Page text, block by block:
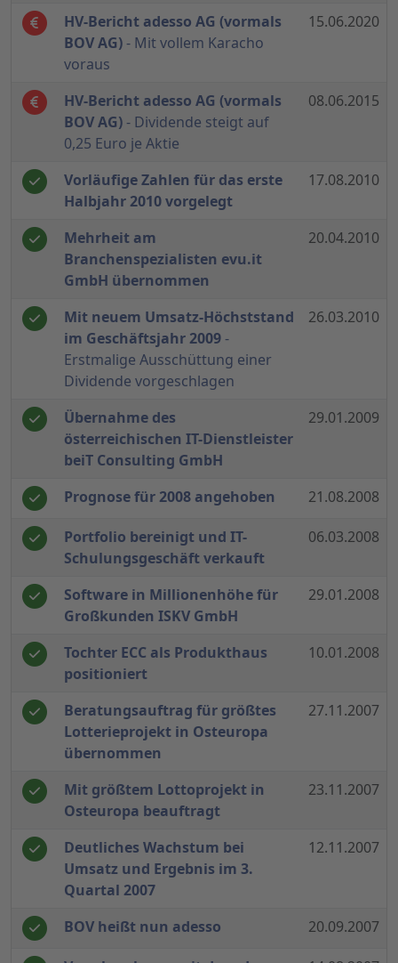
HV-Bericht adesso AG (vormals
BOV AG)- Mit vollem Karacho
voraus
15.06.2020
HV-Bericht adesso AG (vormals
BOV AG) - Dividende steigt auf
0,25 Euro je Aktie
08.06.2015
Vorläufige Zahlen für das erste
Halbjahr 2010 vorgelegt
17.08.2010
Mehrheit am
Branchenspezialisten evu.it
GmbH übernommen
20.04.2010
Mit neuem Umsatz-Höchststand
im Geschäftsjahr 2009-
Erstmalige Ausschüttung einer
Dividende vorgeschlagen
26.03.2010
Übernahme des
österreichischen IT-Dienstleister
beiT Consulting GmbH
29.01.2009
Prognose für 2008 angehoben 21.08.2008
Portfolio bereinigt und IT-
Schulungsgeschäft verkauft
06.03.2008
Software in Millionenhöhe für
Großkunden ISKV GmbH
29.01.2008
Tochter ECC als Produkthaus
positioniert
10.01.2008
Beratungsauftrag für größtes
Lotterieprojekt in Osteuropa
übernommen
27.11.2007
Mit größtem Lottoprojekt in
Osteuropa beauftragt
23.11.2007
Deutliches Wachstum bei
Umsatz und Ergebnis im 3.
Quartal 2007
12.11.2007
BOV heißt nun adesso 20.09.2007